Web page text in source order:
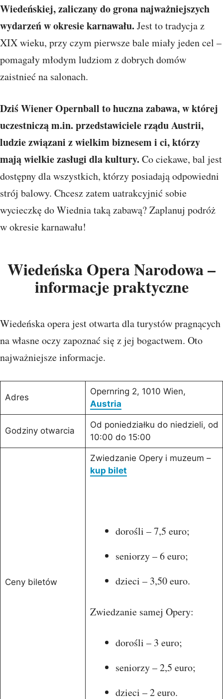
Wiedeńskiej, zaliczany do grona najważniejszych
wydarzeń w okresie karnawału. Jest to tradycja z
XIX wieku, przy czym pierwsze bale miały jeden cel –
pomagały młodym ludziom z dobrych domów
zaistnieć na salonach.
Dziś Wiener Opernball to huczna zabawa, w której
uczestniczą m.in. przedstawiciele rządu Austrii,
ludzie związani z wielkim biznesem i ci, którzy
mają wielkie zasługi dla kultury. Co ciekawe, bal jest
dostępny dla wszystkich, którzy posiadają odpowiedni
strój balowy. Chcesz zatem uatrakcyjnić sobie
wycieczkę do Wiednia taką zabawą? Zaplanuj podróż
w okresie karnawału!
Wiedeńska Opera Narodowa –
informacje praktyczne
Wiedeńska opera jest otwarta dla turystów pragnących
na własne oczy zapoznać się z jej bogactwem. Oto
najważniejsze informacje.
Adres
Opernring 2, 1010 Wien,
Austria
Godziny otwarcia
Od poniedziałku do niedzieli, od
10:00 do 15:00
Ceny biletów
Zwiedzanie Opery i muzeum –
kup bilet
dorośli – 7,5 euro;
seniorzy – 6 euro;
dzieci – 3,50 euro.
Zwiedzanie samej Opery:
dorośli – 3 euro;
seniorzy – 2,5 euro;
dzieci – 2 euro.